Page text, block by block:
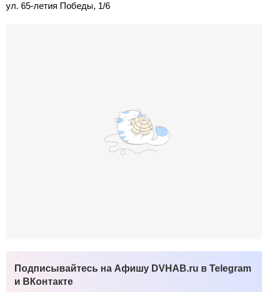
ул. 65-летия Победы, 1/6
Подписывайтесь на Афишу DVHAB.ru в Telegram
и ВКонтакте